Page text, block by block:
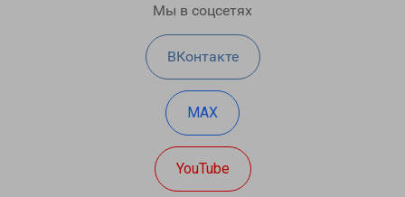
Мы в соцсетях
ВКонтакте
MAX
YouTube